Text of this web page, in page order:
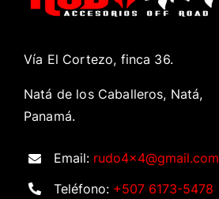
Vía El Cortezo, finca 36.
Natá de los Caballeros, Natá,
Panamá.
Email: rudo4x4@gmail.com
Teléfono: +507 6173-5478